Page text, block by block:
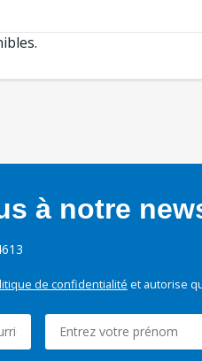
à notre
de confidentialité et autorise